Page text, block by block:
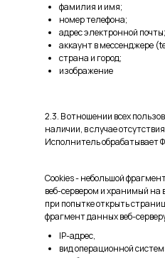
фамилия и имя;
номер телефона;
адрес электронной почты;
аккаунт в мессенджере
страна и город;
изображение
2.3. В отношении всех
наличии, в случае
Исполнитель обрабатывает
IP-адрес,
вид операционной
Cookies - небольшой
веб-сервером и хранимый на
при попытке открыть
фрагмент данных веб-